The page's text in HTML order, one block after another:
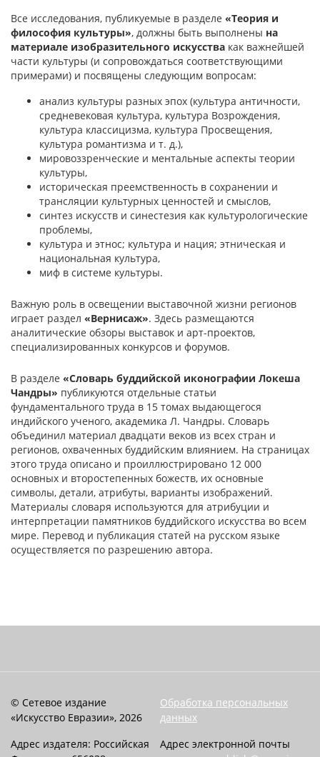
Все исследования, публикуемые в разделе «Теория и
философия культуры», должны быть выполнены на
материале изобразительного искусства как важнейшей
части культуры (и сопровождаться соответствующими
примерами) и посвящены следующим вопросам:
анализ культуры разных эпох (культура античности,
средневековая культура, культура Возрождения,
культура классицизма, культура Просвещения,
культура романтизма и т. д.),
мировоззренческие и ментальные аспекты теории
культуры,
историческая преемственность в сохранении и
трансляции культурных ценностей и смыслов,
синтез искусств и синестезия как культурологические
проблемы,
культура и этнос; культура и нация; этническая и
национальная культура,
миф в системе культуры.
Важную роль в освещении выставочной жизни регионов
играет раздел «Вернисаж». Здесь размещаются
аналитические обзоры выставок и арт-проектов,
специализированных конкурсов и форумов.
В разделе «Словарь буддийской иконографии Локеша
Чандры» публикуются отдельные статьи
фундаментального труда в 15 томах выдающегося
индийского ученого, академика Л. Чандры. Словарь
объединил материал двадцати веков из всех стран и
регионов, охваченных буддийским влиянием. На страницах
этого труда описано и проиллюстрировано 12 000
основных и второстепенных божеств, их основные
символы, детали, атрибуты, варианты изображений.
Материалы словаря используются для атрибуции и
интерпретации памятников буддийского искусства во всем
мире. Перевод и публикация статей на русском языке
осуществляется по разрешению автора.
© Сетевое издание
«Искусство Евразии», 2026
Адрес издателя: Российская
Обработка персональных
данных
Адрес электронной почты